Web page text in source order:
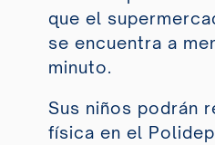
que el
se encuentra a
minuto.
Sus niños podrán
física en el